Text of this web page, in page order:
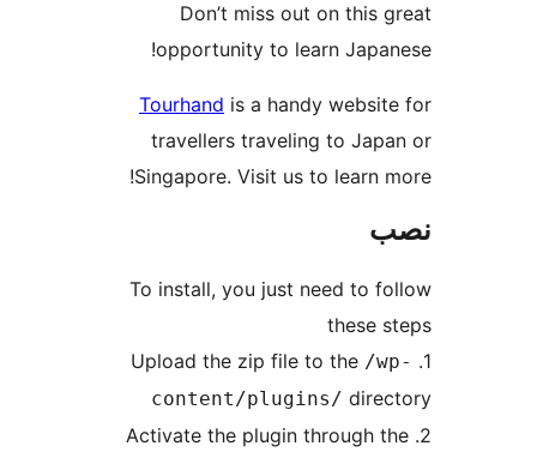
Don’t miss out on this
opportunity to learn
Tourhandis a handy
travellers traveling to
Singapore. Visit us to learn
To install, you just need to
content/plugins/
2. Activate the plugin through